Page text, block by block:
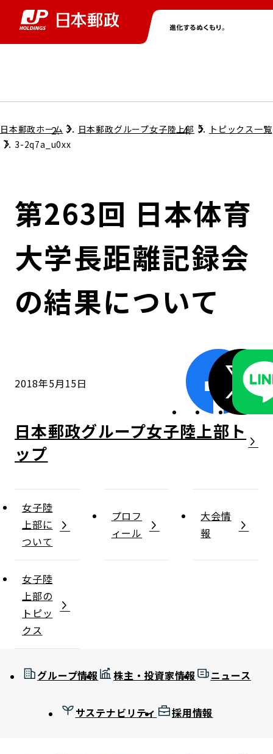
グループ情報トップ
コンプライアンス
ガバナンス
ローカル共創イニシアティブ
株主・投資家情報トップ
個人投資家のみなさまへ
株式情報
IRニュース
ニューストップ
サステナビリティトップ
担当役員メッセージ
サステナビリティマネジメント
ESGデータ集
採用情報トップ
日本郵政ホーム 日本郵政グループ女子陸上部
トピックス一覧
3-2q7a_u0xx
第263回 日本体育
大学長距離記録会
の結果について
2018年5月15日
日本郵政グループ女子陸上部
女子陸
上部に
ついて
プロフ
ィール
大会情
報
女子陸
上部の
トピッ
クス
グループ情報 株主・投資家情報 ニュース
サステナビリティ 採用情報